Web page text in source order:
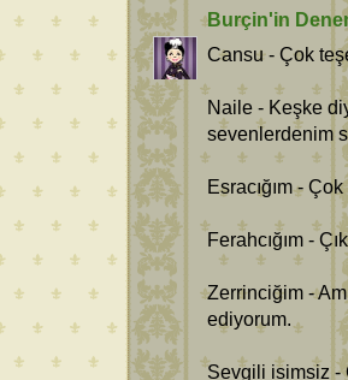
Burçin'in
Cansu - Çok
Naile - Keşke
sevenlerdenim
Esracığım -
Ferahcığım -
Zerrinciğim -
ediyorum.
Sevgili isimsiz -